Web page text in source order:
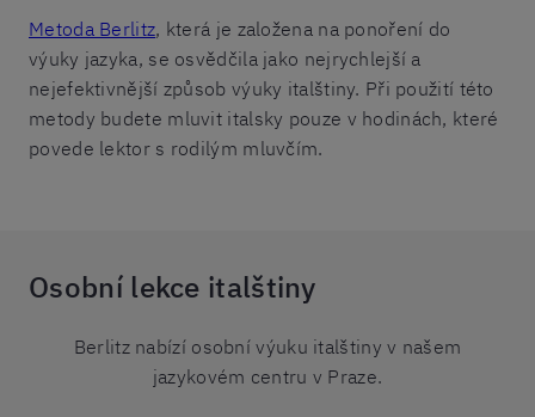
Metoda Berlitz, která je založena na ponoření do
výuky jazyka, se osvědčila jako nejrychlejší a
nejefektivnější způsob výuky italštiny. Při použití této
metody budete mluvit italsky pouze v hodinách, které
povede lektor s rodilým mluvčím.
Osobní lekce italštiny
Berlitz nabízí osobní výuku italštiny v našem
jazykovém centru v Praze.